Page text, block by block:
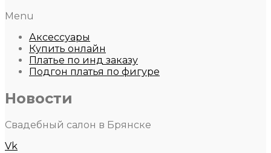
Menu
Аксессуары
Купить онлайн
Платье по инд заказу
Подгон платья по фигуре
Новости
Свадебный салон в Брянске
Vk